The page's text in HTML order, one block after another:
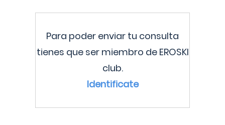
Para poder enviar tu consulta
tienes que ser miembro de EROSKI
club.
Identificate